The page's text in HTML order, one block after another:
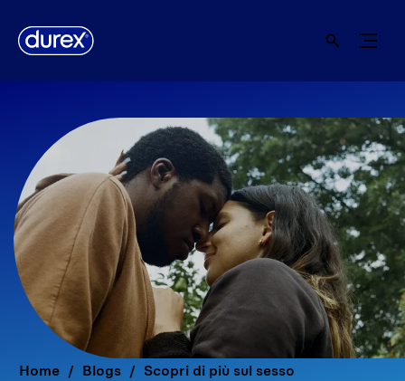
Home Blogs Scopri di più sul sesso